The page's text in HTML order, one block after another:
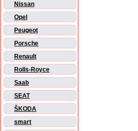
Nissan
Opel
Peugeot
Porsche
Renault
Rolls-Royce
Saab
SEAT
ŠKODA
smart